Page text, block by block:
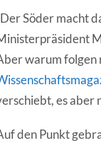
Söder macht
warum folgen
es aber
den Punkt